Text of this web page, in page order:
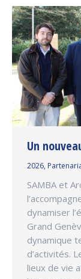
Un
2026,
SAMBA et
dynamiser
Grand
dynamique
d’activités.
lieux de vie